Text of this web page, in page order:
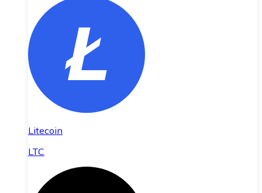
Litecoin
LTC